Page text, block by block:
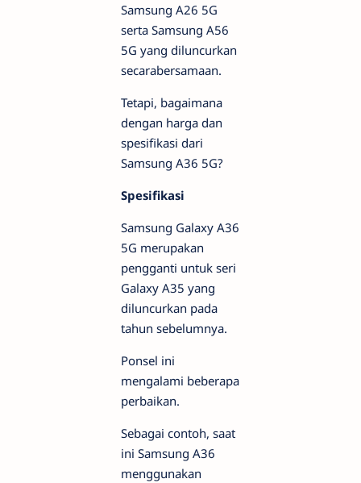
Samsung A26 5G
serta Samsung A56
5G yang diluncurkan
secarabersamaan.
Tetapi, bagaimana
dengan harga dan
spesifikasi dari
Samsung A36 5G?
Spesifikasi
Samsung Galaxy A36
5G merupakan
pengganti untuk seri
Galaxy A35 yang
diluncurkan pada
tahun sebelumnya.
Ponsel ini
mengalami beberapa
perbaikan.
Sebagai contoh, saat
ini Samsung A36
menggunakan